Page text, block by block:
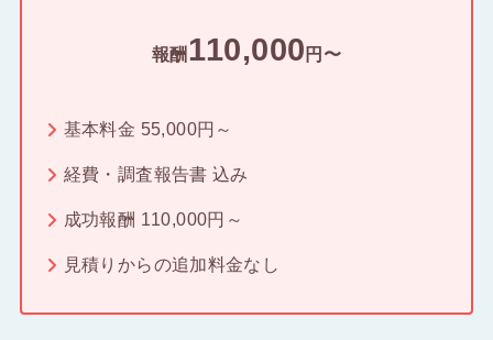
報酬 110,000 円〜
基本料金 55,000円～
経費・調査報告書 込み
成功報酬 110,000円～
見積りからの追加料金なし